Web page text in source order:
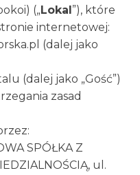
(„Lokal”), które
internetowej:
(dalej jako
(dalej jako „Gość”)
zasad
SPÓŁKA Z
ul.